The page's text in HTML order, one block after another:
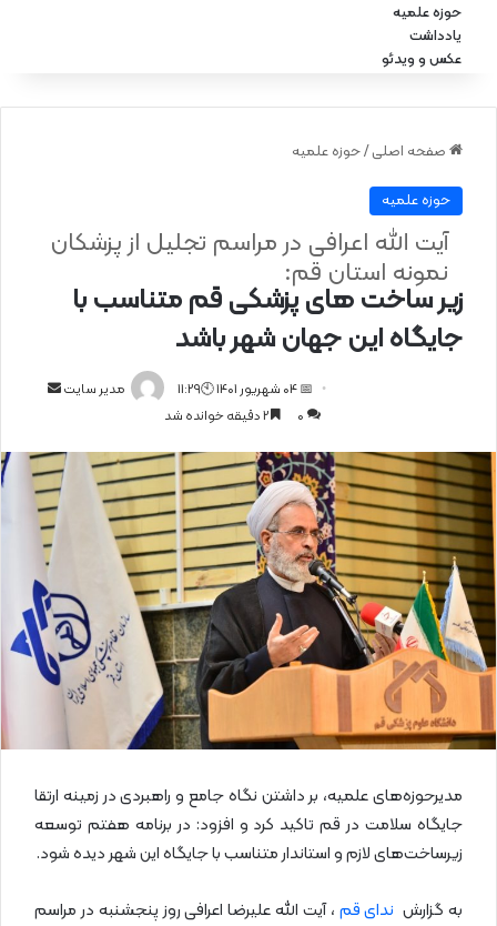
حوزه علمیه
یادداشت
عکس و ویدئو
صفحه اصلی /حوزه علمیه
حوزه علمیه
زیر ساخت های پزشکی قم متناسب با
جایگاه این جهان شهر باشد
آیت الله اعرافی در مراسم تجلیل از پزشکان
نمونه استان قم:
مدیر سایت
ا
ل
ا
ی
م
ی
ل
📅 04 شهریور 1401 🕙11:29
0
مدیرحوزه‌های علمیه، بر داشتن نگاه جامع و راهبردی در زمینه ارتقا
جایگاه سلامت در قم تاکید کرد و افزود: در برنامه هفتم توسعه
زیرساخت‌های لازم و استاندار متناسب با جایگاه این شهر دیده شود.
به گزارشندای قم ، آیت الله علیرضا اعرافی روز پنجشنبه در مراسم